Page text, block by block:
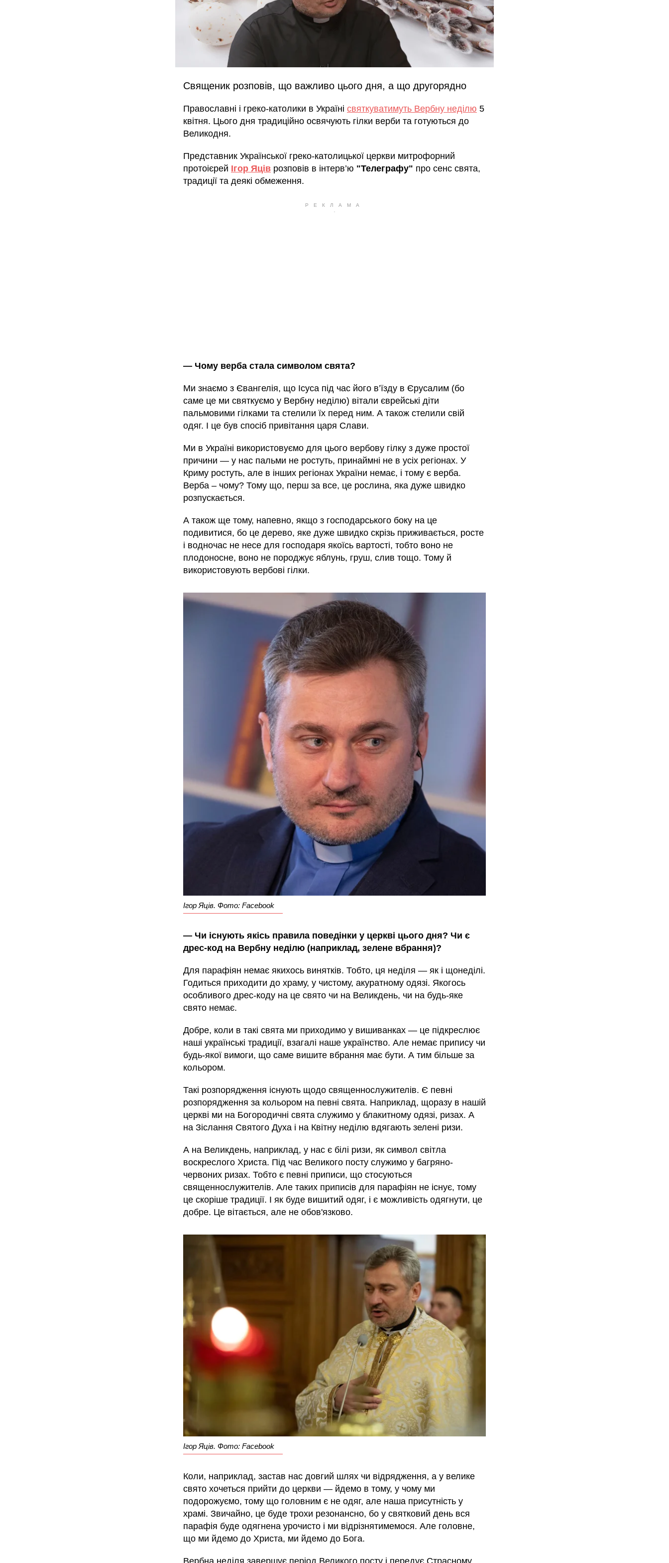
Священик розповів, що важливо цього дня, а що другорядно
Православні і греко-католики в Україні святкуватимуть Вербну неділю 5
квітня. Цього дня традиційно освячують гілки верби та готуються до
Великодня.
Представник Української греко-католицької церкви митрофорний
протоієрей Ігор Яців розповів в інтерв’ю "Телеграфу" про сенс свята,
традиції та деякі обмеження.
— Чому верба стала символом свята?
Ми знаємо з Євангелія, що Ісуса під час його в’їзду в Єрусалим (бо
саме це ми святкуємо у Вербну неділю) вітали єврейські діти
пальмовими гілками та стелили їх перед ним. А також стелили свій
одяг. І це був спосіб привітання царя Слави.
Ми в Україні використовуємо для цього вербову гілку з дуже простої
причини — у нас пальми не ростуть, принаймні не в усіх регіонах. У
Криму ростуть, але в інших регіонах України немає, і тому є верба.
Верба – чому? Тому що, перш за все, це рослина, яка дуже швидко
розпускається.
А також ще тому, напевно, якщо з господарського боку на це
подивитися, бо це дерево, яке дуже швидко скрізь приживається, росте
і водночас не несе для господаря якоїсь вартості, тобто воно не
плодоносне, воно не породжує яблунь, груш, слив тощо. Тому й
використовують вербові гілки.
Ігор Яців. Фото: Facebook
— Чи існують якісь правила поведінки у церкві цього дня? Чи є
дрес-код на Вербну неділю (наприклад, зелене вбрання)?
Для парафіян немає якихось винятків. Тобто, ця неділя — як і щонеділі.
Годиться приходити до храму, у чистому, акуратному одязі. Якогось
особливого дрес-коду на це свято чи на Великдень, чи на будь-яке
свято немає.
Добре, коли в такі свята ми приходимо у вишиванках — це підкреслює
наші українські традиції, взагалі наше українство. Але немає припису чи
будь-якої вимоги, що саме вишите вбрання має бути. А тим більше за
кольором.
Такі розпорядження існують щодо священнослужителів. Є певні
розпорядження за кольором на певні свята. Наприклад, щоразу в нашій
церкві ми на Богородичні свята служимо у блакитному одязі, ризах. А
на Зіслання Святого Духа і на Квітну неділю вдягають зелені ризи.
А на Великдень, наприклад, у нас є білі ризи, як символ світла
воскреслого Христа. Під час Великого посту служимо у багряно-
червоних ризах. Тобто є певні приписи, що стосуються
священнослужителів. Але таких приписів для парафіян не існує, тому
це скоріше традиції. І як буде вишитий одяг, і є можливість одягнути, це
добре. Це вітається, але не обов'язково.
Ігор Яців. Фото: Facebook
Коли, наприклад, застав нас довгий шлях чи відрядження, а у велике
свято хочеться прийти до церкви — йдемо в тому, у чому ми
подорожуємо, тому що головним є не одяг, але наша присутність у
храмі. Звичайно, це буде трохи резонансно, бо у святковий день вся
парафія буде одягнена урочисто і ми відрізнятимемося. Але головне,
що ми йдемо до Христа, ми йдемо до Бога.
Вербна неділя завершує період Великого посту і передує Страсному